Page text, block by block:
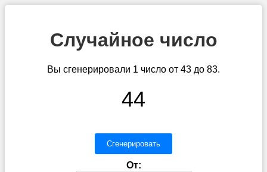
Случайное число
Вы сгенерировали 1 число от 43 до 83.
44
Сгенерировать
От: